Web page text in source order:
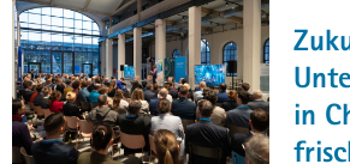
zu
den
Corona-
Soforthilfen
2020"
in